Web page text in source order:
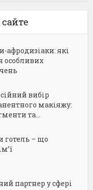
афродизіаки: які
особливих
вибір
макіяжу:
та...
готель – що
партнер у сфері